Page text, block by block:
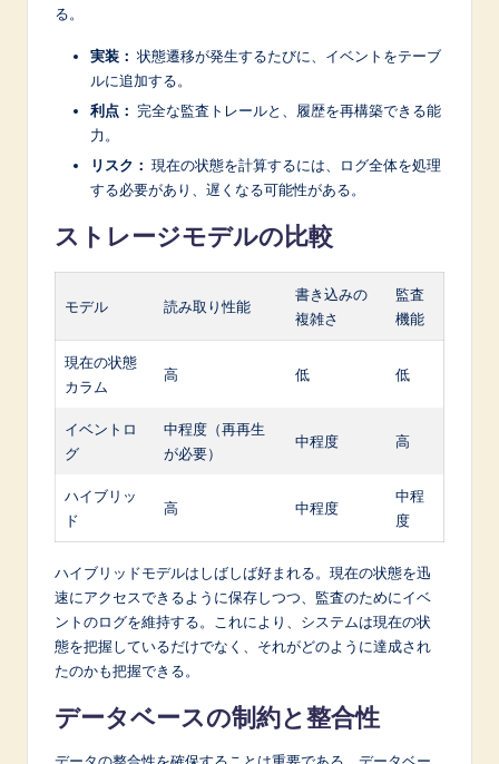
る。
実装： 状態遷移が発生するたびに、イベントをテーブ
ルに追加する。
利点： 完全な監査トレールと、履歴を再構築できる能
力。
リスク： 現在の状態を計算するには、ログ全体を処理
する必要があり、遅くなる可能性がある。
ストレージモデルの比較
モデル 読み取り性能
書き込みの
複雑さ
監査
機能
現在の状態
カラム
高 低 低
イベントロ
グ
中程度（再再生
が必要）
中程度 高
ハイブリッ
ド
高 中程度
中程
度
ハイブリッドモデルはしばしば好まれる。現在の状態を迅
速にアクセスできるように保存しつつ、監査のためにイベ
ントのログを維持する。これにより、システムは現在の状
態を把握しているだけでなく、それがどのように達成され
たのかも把握できる。
データベースの制約と整合性